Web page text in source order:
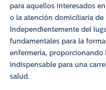
para aquellos interesados
o la atención domiciliaria de
Independientemente del
fundamentales para la
enfermería, proporcionando
indispensable para una
salud.